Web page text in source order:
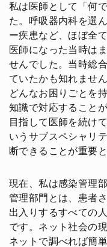
私は医師として「何
た。呼吸器内科を選
ー疾患など、ほぼ全
医師になった当時は
せんでした。当時総
ていたかも知れませ
どんなお困りごとを
知識で対応すること
目指して医師を続け
いうサブスペシャリ
断できることが重要
現在、私は感染管理
管理部門とは、患者
出入りするすべての
です。ネット社会の
ネットで調べれば簡